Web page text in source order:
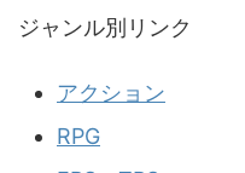
ジャンル別リンク
アクション
RPG